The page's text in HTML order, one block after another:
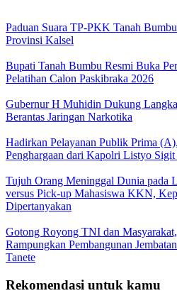
Paduan Suara TP-PKK Tanah
Provinsi Kalsel
Bupati Tanah Bumbu Resmi Buka
Pelatihan Calon Paskibraka 2026
Gubernur H Muhidin Dukung
Berantas Jaringan Narkotika
Hadirkan Pelayanan Publik Prima
Penghargaan dari Kapolri Listyo
Tujuh Orang Meninggal Dunia pada
versus Pick-up Mahasiswa KKN,
Dipertanyakan
Gotong Royong TNI dan
Rampungkan Pembangunan
Tanete
Rekomendasi untuk kamu